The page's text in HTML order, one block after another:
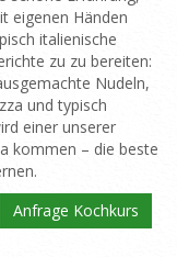
eigenen Händen
italienische
zu zu bereiten:
Nudeln,
und typisch
einer unserer
kommen – die beste
Anfrage Kochkurs